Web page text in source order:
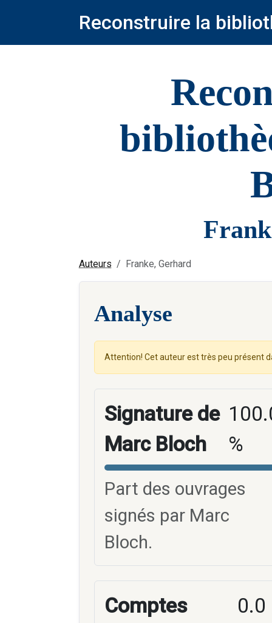
Reconstruire la
Auteurs Franke, Gerhard
Analyse
Attention! Cet auteur est très peu présent
Signature de
Marc Bloch
%
Part des ouvrages
signés par Marc
Bloch.
Comptes
0.0